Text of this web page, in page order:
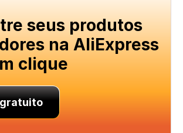
seus produtos
na AliExpress
clique